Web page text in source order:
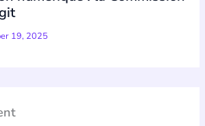
19, 2025